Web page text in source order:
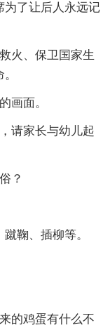
为了让后人永远记
火、保卫国家生
画面。
请家长与幼儿起
？
鞠、插柳等。
的鸡蛋有什么不